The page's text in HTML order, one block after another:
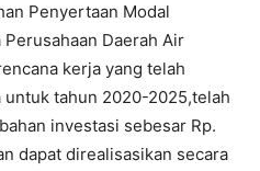
Penyertaan Modal
Daerah Air
kerja yang telah
untuk tahun 2020-2025,telah
investasi sebesar Rp.
dapat direalisasikan secara